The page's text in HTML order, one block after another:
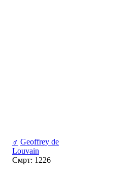
♂ Geoffrey de
Louvain
Смрт: 1226